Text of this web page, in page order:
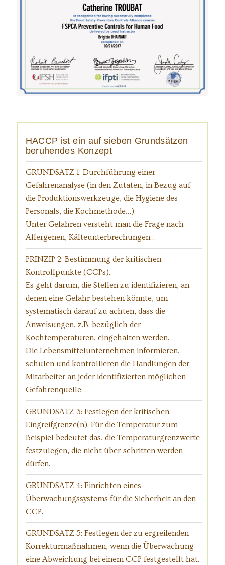
Schulungszertifikat für das
Qualitätssicherungsteam nach den
amerikanischen Standards für
Lebensmittelsicherheit.
HACCP ist ein auf sieben Grundsätzen
beruhendes Konzept
GRUNDSATZ 1: Durchführung einer
Gefahrenanalyse (in den Zutaten, in Bezug auf
die Produktionswerkzeuge, die Hygiene des
Personals, die Kochmethode…).
Unter Gefahren versteht man die Frage nach
Allergenen, Kälteunterbrechungen…
PRINZIP 2: Bestimmung der kritischen
Kontrollpunkte (CCPs).
Es geht darum, die Stellen zu identifizieren, an
denen eine Gefahr bestehen könnte, um
systematisch darauf zu achten, dass die
Anweisungen, z.B. bezüglich der
Kochtemperaturen, eingehalten werden.
Die Lebensmittelunternehmen informieren,
schulen und kontrollieren die Handlungen der
Mitarbeiter an jeder identifizierten möglichen
Gefahrenquelle.
GRUNDSATZ 3: Festlegen der kritischen.
Eingreifgrenze(n). Für die Temperatur zum
Beispiel bedeutet das, die Temperaturgrenzwerte
festzulegen, die nicht über-schritten werden
dürfen.
GRUNDSATZ 4: Einrichten eines
Überwachungssystems für die Sicherheit an den
CCP.
GRUNDSATZ 5: Festlegen der zu ergreifenden
Korrekturmaßnahmen, wenn die Überwachung
eine Abweichung bei einem CCP festgestellt hat.